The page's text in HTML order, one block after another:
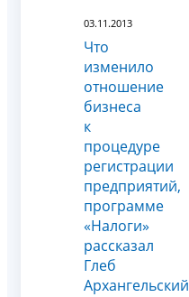
03.11.2013
Что
изменило
отношение
бизнеса
к
процедуре
регистрации
предприятий,
программе
«Налоги»
рассказал
Глеб
Архангельский